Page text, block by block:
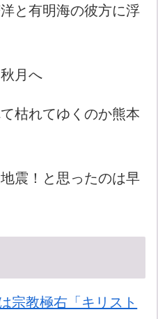
と有明海の彼方に浮
月へ
枯れてゆくのか熊本
震！と思ったのは早
宗教極右「キリスト